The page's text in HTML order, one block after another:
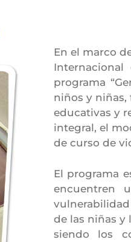
En el marco
programa
niños y niñas,
educativas y
integral, el
de curso de
El programa
encuentren
de las niñas y
siendo los